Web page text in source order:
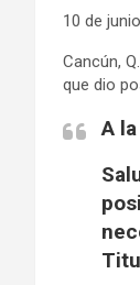
10 de
Cancún,
que dio
A